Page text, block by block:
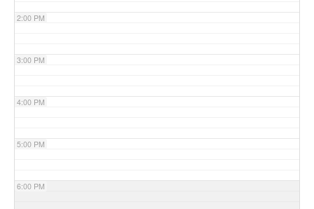
2:00 PM
3:00 PM
4:00 PM
5:00 PM
6:00 PM